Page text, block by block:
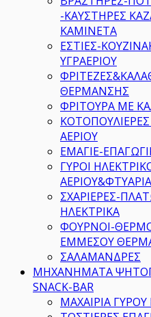
-ΚΑΥΣΤΗΡΕΣ
ΚΑΜΙΝΕΤΑ
ΕΣΤΙΕΣ-
ΥΓΡΑΕΡΙΟΥ
ΘΕΡΜΑΝΣΗΣ
ΦΡΙΤΟΥΡΑ ΜΕ
ΑΕΡΙΟΥ
ΕΜΑΓΙΕ-
ΓΥΡΟΙ
ΣΧΑΡΙΕΡΕΣ-
ΗΛΕΚΤΡΙΚΑ
ΦΟΥΡΝΟΙ-
ΕΜΜΕΣΟΥ
ΣΑΛΑΜΑΝΔΡΕΣ
MHXANHMATA
SNACK-BAR
ΜΑΧΑΙΡΙΑ